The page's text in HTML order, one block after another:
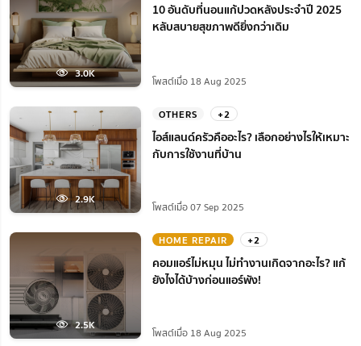
3.0K
10 อันดับที่นอนแก้ปวดหลังประจำปี 2025
หลับสบายสุขภาพดียิ่งกว่าเดิม
โพสต์เมื่อ 18 Aug 2025
2.9K
OTHERS +2
ไอส์แลนด์ครัวคืออะไร? เลือกอย่างไรให้เหมาะ
กับการใช้งานที่บ้าน
โพสต์เมื่อ 07 Sep 2025
2.5K
HOME REPAIR +2
คอมแอร์ไม่หมุน ไม่ทํางานเกิดจากอะไร? แก้
ยังไงได้บ้างก่อนแอร์พัง!
โพสต์เมื่อ 18 Aug 2025